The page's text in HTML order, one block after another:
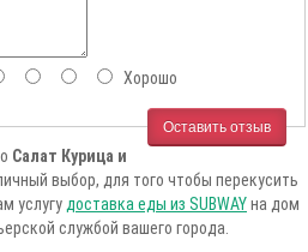
Хорошо
Оставить отзыв
Салат Курица и
выбор, для того чтобы перекусить
услугу доставка еды из SUBWAYна дом
службой вашего города.